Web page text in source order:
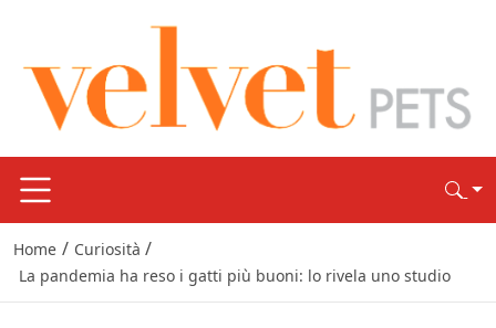
Home / Curiosità /
La pandemia ha reso i gatti più buoni: lo rivela uno studio